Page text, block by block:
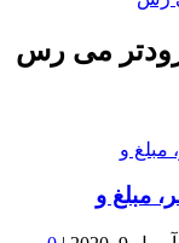
می رس
مبلغ و